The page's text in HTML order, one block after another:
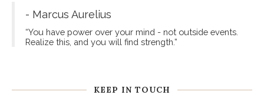
- Marcus Aurelius
“You have power over your mind - not outside events.
Realize this, and you will find strength.”
KEEP IN TOUCH